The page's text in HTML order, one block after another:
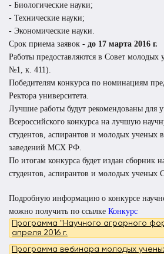
- Биологические науки;
- Технические науки;
- Экономические науки.
Срок приема заявок - до 17 марта 2016 г.
Работы предоставляются в Совет молодых
№1, к. 411).
Победителям конкурса по номинациям
Ректора университета.
Лучшие работы будут рекомендованы для
Всероссийского конкурса на лучшую
студентов, аспирантов и молодых ученых
заведений МСХ РФ.
По итогам конкурса будет издан сборник
студентов, аспирантов и молодых ученых
Подробную информацию о конкурсе
можно получить по ссылке Конкурс
Программа "Научного аграрного
апреля 2016 г.
Программа вебинара молодых